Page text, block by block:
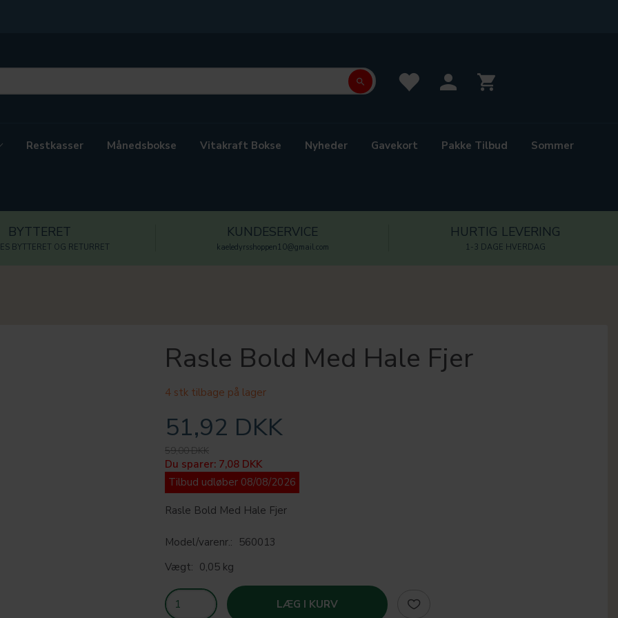
Restkasser Månedsbokse Vitakraft Bokse Nyheder Gavekort Pakke Tilbud Sommer
BYTTERET
BYTTERET OG RETURRET
KUNDESERVICE
kaeledyrsshoppen10@gmail.com
HURTIG LEVERING
1-3 DAGE HVERDAG
Rasle Bold Med Hale Fjer
4 stk tilbage på lager
51,92 DKK
59,00 DKK
Du sparer: 7,08 DKK
Tilbud udløber 08/08/2026
Rasle Bold Med Hale Fjer
Model/varenr.: 560013
Vægt: 0,05 kg
LÆG I KURV